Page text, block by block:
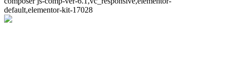
default,elementor-kit-17028